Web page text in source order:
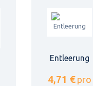
Entleerung
4,71 € pro